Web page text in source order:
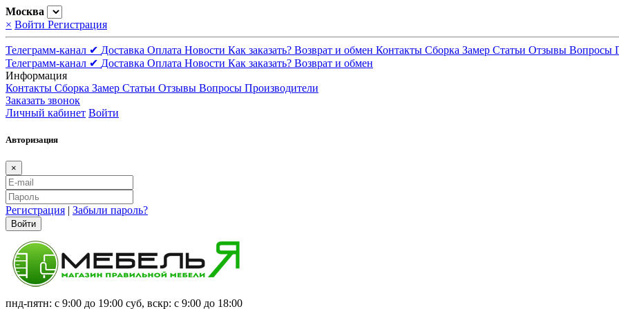
Москва
× Войти Регистрация
Телеграмм-канал ✔ Доставка Оплата Новости Как заказать? Возврат и обмен Контакты Сборка Замер Статьи Отзывы Вопросы
Телеграмм-канал ✔ Доставка Оплата Новости Как заказать? Возврат и обмен
Информация
Контакты Сборка Замер Статьи Отзывы Вопросы Производители
Заказать звонок
Личный кабинет Войти
Авторизация
×
Регистрация | Забыли пароль?
Войти
пнд-пятн: с 9:00 до 19:00 суб, вскр: с 9:00 до 18:00